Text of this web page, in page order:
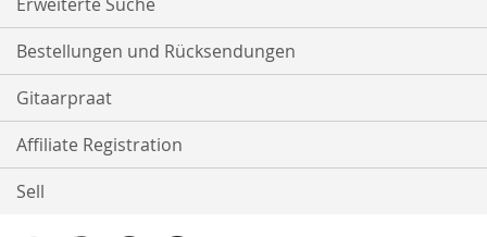
Bestellungen und Rücksendungen
Gitaarpraat
Affiliate Registration
Sell